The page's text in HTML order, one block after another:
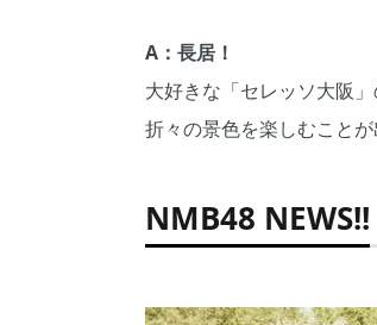
A：長居！
大好きな「セレッソ大阪
折々の景色を楽しむことが
NMB48 NEWS!!